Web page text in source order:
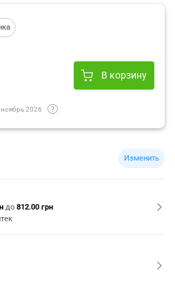
В корзину
ноябрь 2026
Изменить
до 812.00 грн